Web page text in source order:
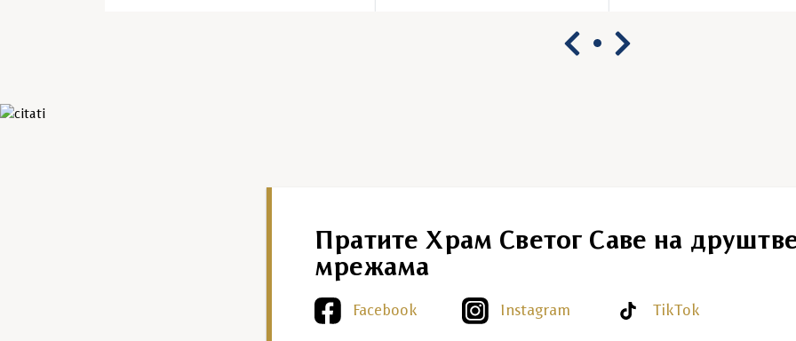
Пратите Храм Светог Саве на
мрежама
Facebook Instagram TikTok